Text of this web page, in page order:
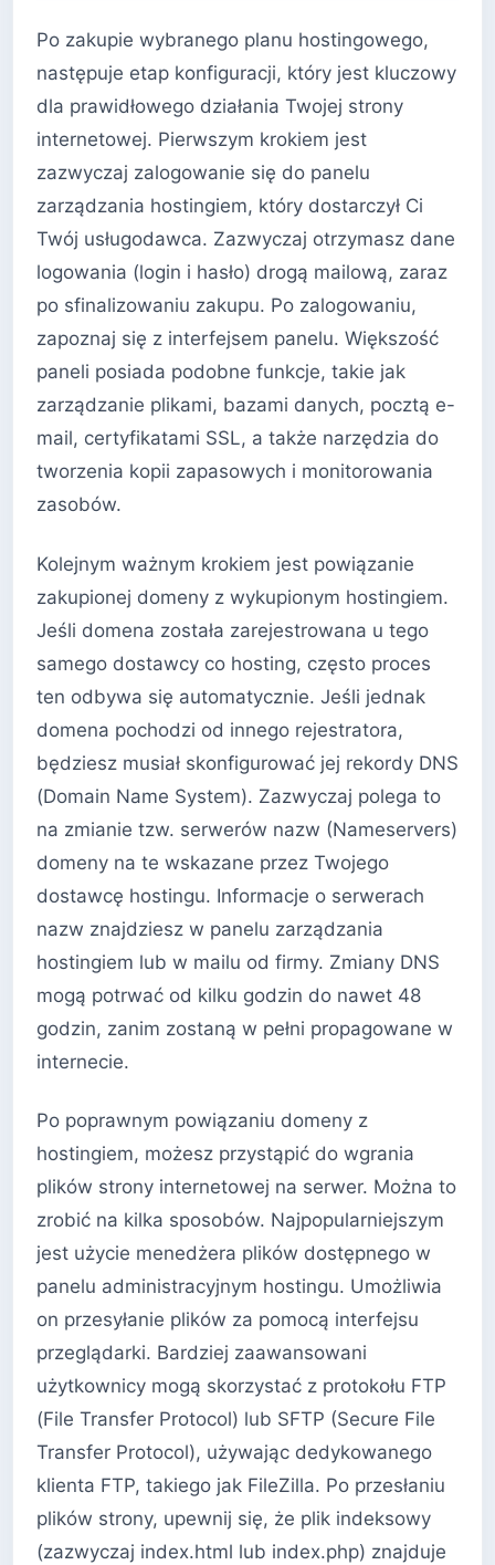
Po zakupie wybranego planu hostingowego,
następuje etap konfiguracji, który jest kluczowy
dla prawidłowego działania Twojej strony
internetowej. Pierwszym krokiem jest
zazwyczaj zalogowanie się do panelu
zarządzania hostingiem, który dostarczył Ci
Twój usługodawca. Zazwyczaj otrzymasz dane
logowania (login i hasło) drogą mailową, zaraz
po sfinalizowaniu zakupu. Po zalogowaniu,
zapoznaj się z interfejsem panelu. Większość
paneli posiada podobne funkcje, takie jak
zarządzanie plikami, bazami danych, pocztą e-
mail, certyfikatami SSL, a także narzędzia do
tworzenia kopii zapasowych i monitorowania
zasobów.
Kolejnym ważnym krokiem jest powiązanie
zakupionej domeny z wykupionym hostingiem.
Jeśli domena została zarejestrowana u tego
samego dostawcy co hosting, często proces
ten odbywa się automatycznie. Jeśli jednak
domena pochodzi od innego rejestratora,
będziesz musiał skonfigurować jej rekordy DNS
(Domain Name System). Zazwyczaj polega to
na zmianie tzw. serwerów nazw (Nameservers)
domeny na te wskazane przez Twojego
dostawcę hostingu. Informacje o serwerach
nazw znajdziesz w panelu zarządzania
hostingiem lub w mailu od firmy. Zmiany DNS
mogą potrwać od kilku godzin do nawet 48
godzin, zanim zostaną w pełni propagowane w
internecie.
Po poprawnym powiązaniu domeny z
hostingiem, możesz przystąpić do wgrania
plików strony internetowej na serwer. Można to
zrobić na kilka sposobów. Najpopularniejszym
jest użycie menedżera plików dostępnego w
panelu administracyjnym hostingu. Umożliwia
on przesyłanie plików za pomocą interfejsu
przeglądarki. Bardziej zaawansowani
użytkownicy mogą skorzystać z protokołu FTP
(File Transfer Protocol) lub SFTP (Secure File
Transfer Protocol), używając dedykowanego
klienta FTP, takiego jak FileZilla. Po przesłaniu
plików strony, upewnij się, że plik indeksowy
(zazwyczaj index.html lub index.php) znajduje